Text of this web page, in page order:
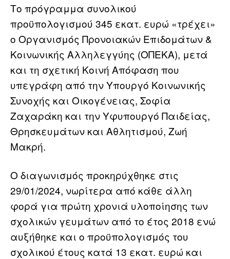
Το πρόγραμμα συνολικού
προϋπολογισμού 345 εκατ. ευρώ «τρέχει»
ο Οργανισμός Προνοιακών Επιδομάτων &
Κοινωνικής Αλληλεγγύης (ΟΠΕΚΑ), μετά
και τη σχετική Κοινή Απόφαση που
υπεγράφη από την Υπουργό Κοινωνικής
Συνοχής και Οικογένειας, Σοφία
Ζαχαράκη και την Υφυπουργό Παιδείας,
Θρησκευμάτων και Αθλητισμού, Ζωή
Μακρή.
Ο διαγωνισμός προκηρύχθηκε στις
29/01/2024, νωρίτερα από κάθε άλλη
φορά για πρώτη χρονιά υλοποίησης των
σχολικών γευμάτων από το έτος 2018 ενώ
αυξήθηκε και ο προϋπολογισμός του
σχολικού έτους κατά 13 εκατ. ευρώ και